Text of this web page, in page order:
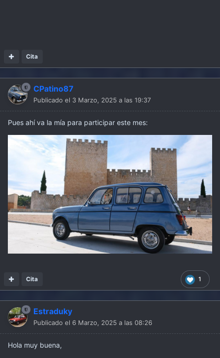
Cita
CPatino87
Publicado el 3 Marzo, 2025 a las 19:37
Pues ahí va la mía para participar este mes:
1
Cita
Estraduky
Publicado el 6 Marzo, 2025 a las 08:26
Hola muy buena,